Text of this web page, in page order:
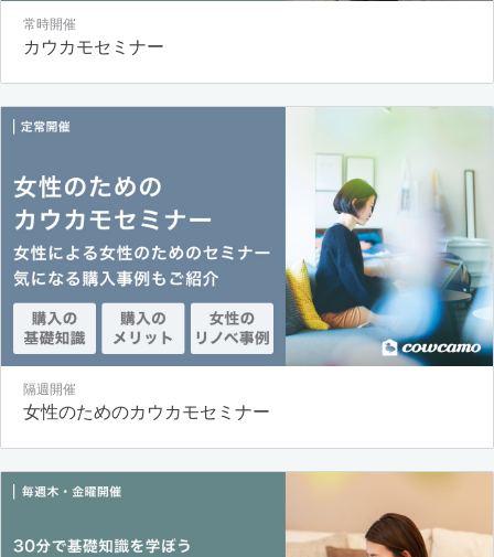
常時開催
カウカモセミナー
隔週開催
女性のためのカウカモセミナー